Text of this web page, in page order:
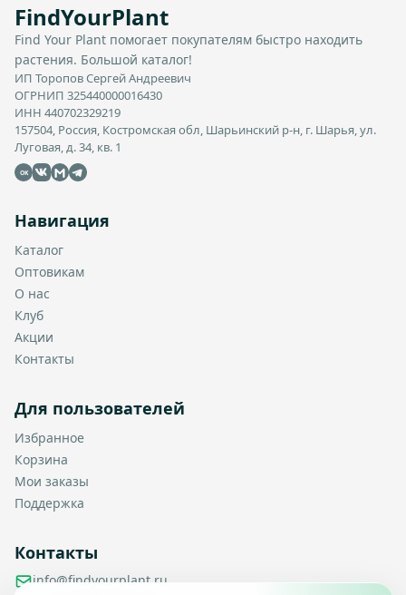
FindYourPlant
Find Your Plant помогает покупателям быстро находить
растения. Большой каталог!
ИП Торопов Сергей Андреевич
ОГРНИП 325440000016430
ИНН 440702329219
157504, Россия, Костромская обл, Шарьинский р-н, г. Шарья, ул.
Луговая, д. 34, кв. 1
OK
Навигация
Каталог
Оптовикам
О нас
Клуб
Акции
Контакты
Для пользователей
Избранное
Корзина
Мои заказы
Поддержка
Контакты
info@findyourplant.ru